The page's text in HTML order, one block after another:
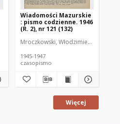
Wiadomości Mazurskie
: pismo codzienne. 1946
(R. 2), nr 121 (132)
Mroczkowski, Włodzimierz (1902-
1945-1947
czasopismo
Więcej